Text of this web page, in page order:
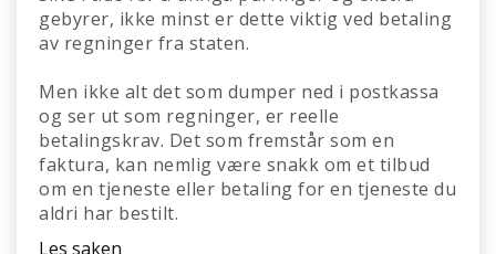
gebyrer, ikke minst er dette viktig ved betaling
av regninger fra staten.
Men ikke alt det som dumper ned i postkassa
og ser ut som regninger, er reelle
betalingskrav. Det som fremstår som en
faktura, kan nemlig være snakk om et tilbud
om en tjeneste eller betaling for en tjeneste du
aldri har bestilt.
Les saken